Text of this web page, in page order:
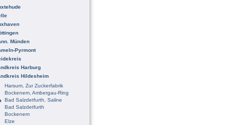
Münden
Pyrmont
Harburg
Hildesheim
Harsum, Zur Zuckerfabrik
Bockenem, Ambergau-Ring
Bad Salzdetfurth, Saline
Bad Salzdetfurth
Bockenem
Elze